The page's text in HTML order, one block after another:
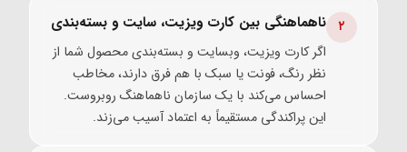
۲ ناهماهنگی بین کارت ویزیت، سایت و بسته‌بندی
اگر کارت ویزیت، وبسایت و بسته‌بندی محصول شما از
نظر رنگ، فونت یا سبک با هم فرق دارند، مخاطب
احساس می‌کند با یک سازمان ناهماهنگ روبروست.
این پراکندگی مستقیماً به اعتماد آسیب می‌زند.